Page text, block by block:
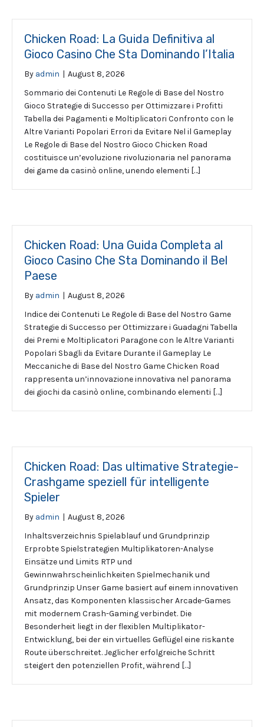
Chicken Road: La Guida Definitiva al
Gioco Casino Che Sta Dominando l’Italia
By admin | August 8, 2026
Sommario dei Contenuti Le Regole di Base del Nostro
Gioco Strategie di Successo per Ottimizzare i Profitti
Tabella dei Pagamenti e Moltiplicatori Confronto con le
Altre Varianti Popolari Errori da Evitare Nel il Gameplay
Le Regole di Base del Nostro Gioco Chicken Road
costituisce un’evoluzione rivoluzionaria nel panorama
dei game da casinò online, unendo elementi […]
Chicken Road: Una Guida Completa al
Gioco Casino Che Sta Dominando il Bel
Paese
By admin | August 8, 2026
Indice dei Contenuti Le Regole di Base del Nostro Game
Strategie di Successo per Ottimizzare i Guadagni Tabella
dei Premi e Moltiplicatori Paragone con le Altre Varianti
Popolari Sbagli da Evitare Durante il Gameplay Le
Meccaniche di Base del Nostro Game Chicken Road
rappresenta un’innovazione innovativa nel panorama
dei giochi da casinò online, combinando elementi […]
Chicken Road: Das ultimative Strategie-
Crashgame speziell für intelligente
Spieler
By admin | August 8, 2026
Inhaltsverzeichnis Spielablauf und Grundprinzip
Erprobte Spielstrategien Multiplikatoren-Analyse
Einsätze und Limits RTP und
Gewinnwahrscheinlichkeiten Spielmechanik und
Grundprinzip Unser Game basiert auf einem innovativen
Ansatz, das Komponenten klassischer Arcade-Games
mit modernem Crash-Gaming verbindet. Die
Besonderheit liegt in der flexiblen Multiplikator-
Entwicklung, bei der ein virtuelles Geflügel eine riskante
Route überschreitet. Jeglicher erfolgreiche Schritt
steigert den potenziellen Profit, während […]